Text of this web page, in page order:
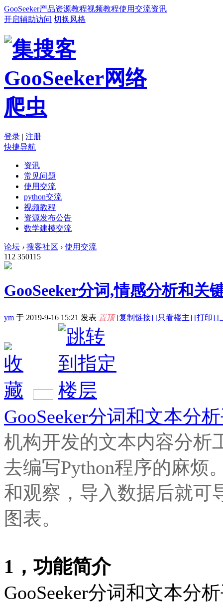
GooSeeker产品资源教程视频教程使用交流资讯
开启辅助访问 切换风格
登录 | 注册
快捷导航
资讯
常见问题
使用交流
python交流
视频教程
资源发布公告
数学建模交流
论坛 › 搜客社区 › 使用交流
112 350115
GooSeeker分词,情感分析和关
ym 于 2019-9-16 15:21 发表 置顶 [复制链接] [只看楼主] [打印] [
GooSeeker分词和文本分
机构开发的文本内容分析
去编写Python程序的麻烦
和观察，导入数据后就可
图表。
1， 功能简介
GooSeeker分词和文本分